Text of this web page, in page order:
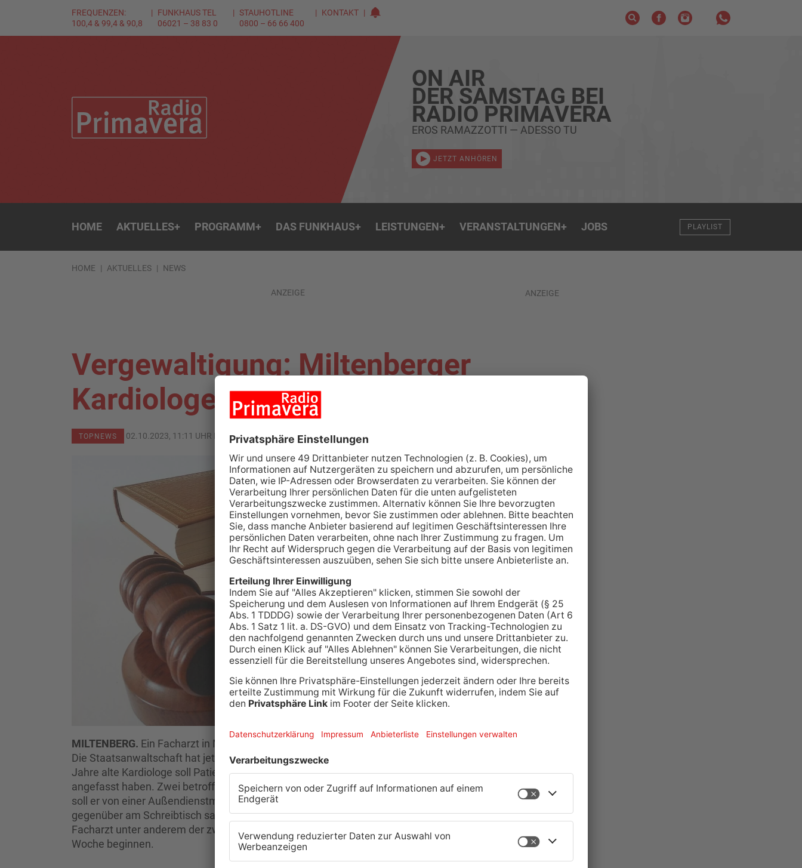
FREQUENZEN:
100,4 & 99,4 & 90,8
FUNKHAUS TEL
06021 – 38 83 0
STAUHOTLINE
0800 – 66 66 400
KONTAKT
ON AIR
DER SAMSTAG BEI
RADIO PRIMAVERA
EROS RAMAZZOTTI — ADESSO TU
JETZT ANHÖREN
HOME AKTUELLES+ PROGRAMM+ DAS FUNKHAUS+ LEISTUNGEN+ VERANSTALTUNGEN+ JOBS PLAYLIST
HOME AKTUELLES NEWS
ANZEIGE
Vergewaltigung: Miltenberger
Kardiologe angeklagt
TOPNEWS 02.10.2023, 11:11 UHR IN KREIS MILTENBERG
MILTENBERG. Ein Facharzt in Miltenberg hat womöglich Patientinnen sexuell missbraucht.
Die Staatsanwaltschaft hat jetzt Anklage erhoben gegen einen Herzmediziner. Der 52
Jahre alte Kardiologe soll Patientinnen während Untersuchungen im Intimbereich
angefasst haben. Zwei betroffene Frauen haben sich an die Ermittler gewandt. Außerdem
soll er von einer Außendienstmitarbeiterin ein intimes Video gedreht haben, als diese ihm
gegenüber am Schreibtisch saß. Die Staatsanwaltschaft beschuldigt den Miltenberger
Facharzt unter anderem der zweifachen Vergewaltigung. Der Prozess soll kommende
Woche beginnen.
ANZEIGE